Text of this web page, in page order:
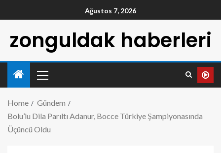
Ağustos 7, 2026
zonguldak haberleri
Home
Gündem
Bolu’lu Dila Parıltı Adanur, Bocce Türkiye Şampiyonasında
Üçüncü Oldu